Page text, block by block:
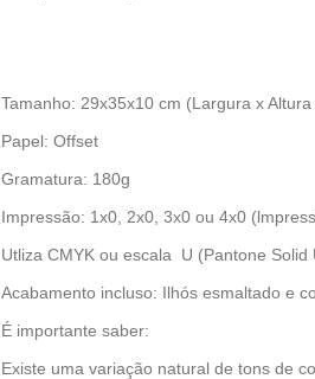
Tamanho: 29x35x10 cm (Largura x
Papel: Offset
Gramatura: 180g
Impressão: 1x0, 2x0, 3x0 ou 4x0
Utliza CMYK ou escala U (Pantone Solid
Acabamento incluso: Ilhós esmaltado e
É importante saber:
Existe uma variação natural de tons de